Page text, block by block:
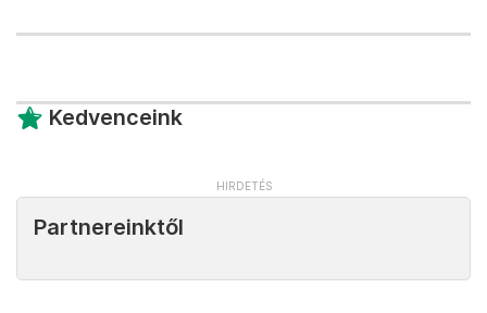
Kedvenceink
Partnereinktől